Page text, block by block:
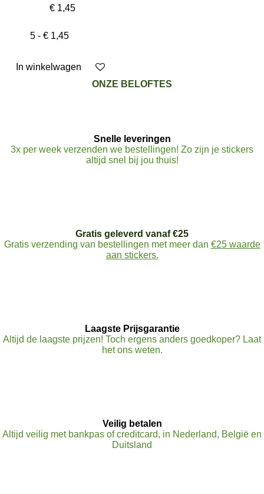
€ 1,45
In winkelwagen
ONZE BELOFTES
Snelle leveringen
3x per week verzenden we bestellingen! Zo zijn je stickers
altijd snel bij jou thuis!
Gratis geleverd vanaf €25
Gratis verzending van bestellingen met meer dan €25 waarde
aan stickers.
Laagste Prijsgarantie
Altijd de laagste prijzen! Toch ergens anders goedkoper? Laat
het ons weten.
Veilig betalen
Altijd veilig met bankpas of creditcard, in Nederland, België en
Duitsland